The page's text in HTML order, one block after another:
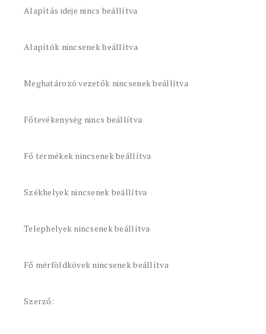
Alapítás ideje nincs beállítva
Alapítók nincsenek beállítva
Meghatározó vezetők nincsenek beállítva
Főtevékenység nincs beállítva
Fő termékek nincsenek beállítva
Székhelyek nincsenek beállítva
Telephelyek nincsenek beállítva
Fő mérföldkövek nincsenek beállítva
Szerző: